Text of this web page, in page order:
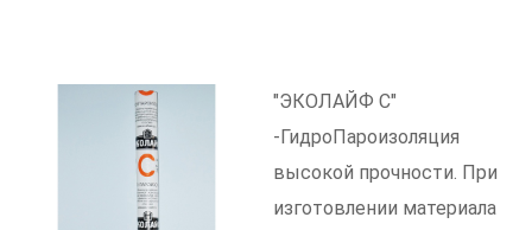
"ЭКОЛАЙФ С"
-ГидроПароизоляция
высокой прочности. При
изготовлении материала